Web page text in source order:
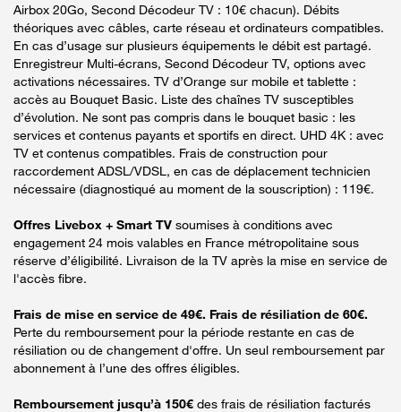
Airbox 20Go, Second Décodeur TV : 10€ chacun). Débits
théoriques avec câbles, carte réseau et ordinateurs compatibles.
En cas d’usage sur plusieurs équipements le débit est partagé.
Enregistreur Multi-écrans, Second Décodeur TV, options avec
activations nécessaires. TV d’Orange sur mobile et tablette :
accès au Bouquet Basic. Liste des chaînes TV susceptibles
d’évolution. Ne sont pas compris dans le bouquet basic : les
services et contenus payants et sportifs en direct. UHD 4K : avec
TV et contenus compatibles. Frais de construction pour
raccordement ADSL/VDSL, en cas de déplacement technicien
nécessaire (diagnostiqué au moment de la souscription) : 119€.
Offres Livebox + Smart TV soumises à conditions avec
engagement 24 mois valables en France métropolitaine sous
réserve d’éligibilité. Livraison de la TV après la mise en service de
l'accès fibre.
Frais de mise en service de 49€. Frais de résiliation de 60€.
Perte du remboursement pour la période restante en cas de
résiliation ou de changement d'offre. Un seul remboursement par
abonnement à l’une des offres éligibles.
Remboursement jusqu’à 150€ des frais de résiliation facturés